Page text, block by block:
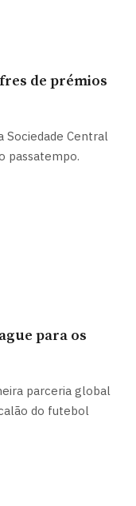
de prémios
Sociedade Central
passatempo.
para os
parceria global
do futebol